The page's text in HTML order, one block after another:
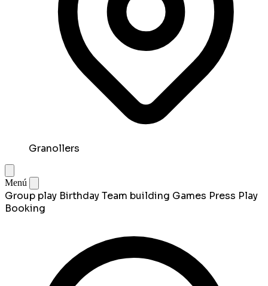
Granollers
Menú
Group play BirthdayTeam building Games Press Play
Booking